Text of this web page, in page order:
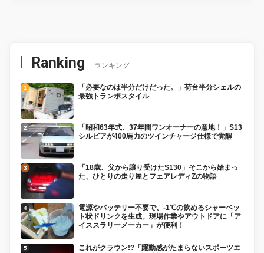
Ranking ランキング
「必要なのは半分だけだった。」荷台半分シェルの
最強トランポスタイル
「昭和63年式、37年間ワンオーナーの意地！」S13
シルビアが400馬力のツインチャージ仕様で覚醒
「18歳、父から譲り受けたS130」そこから始まっ
た、ひとりの走り屋とフェアレディZの物語
電源やバッテリー不要で、-1℃の飲めるシャーベッ
ト状ドリンクを生成。現場作業やアウトドアに「ア
イススラリーメーカー」が便利！
これがクラウン!?「躍動感がたまらないスポーツエ